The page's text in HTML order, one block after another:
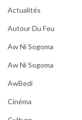
Actualités
Autour Du Feu
Aw Ni Sogoma
Aw Ni Sogoma
AwBedi
Cinéma